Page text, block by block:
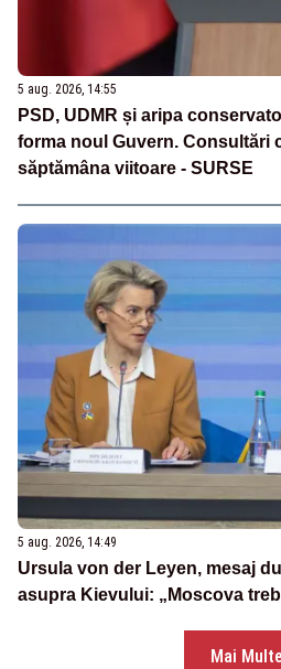
5 aug. 2026, 14:55
PSD, UDMR și aripa
forma noul Guvern. Consultări
săptămâna viitoare - SURSE
5 aug. 2026, 14:49
Ursula von der Leyen, mesaj
asupra Kievului: „Moscova
Mai Multe